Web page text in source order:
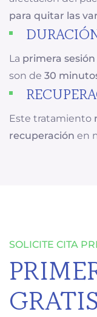
para quitar las
La primera sesión
son de 30
Este tratamiento
recuperación en
SOLICITE CITA